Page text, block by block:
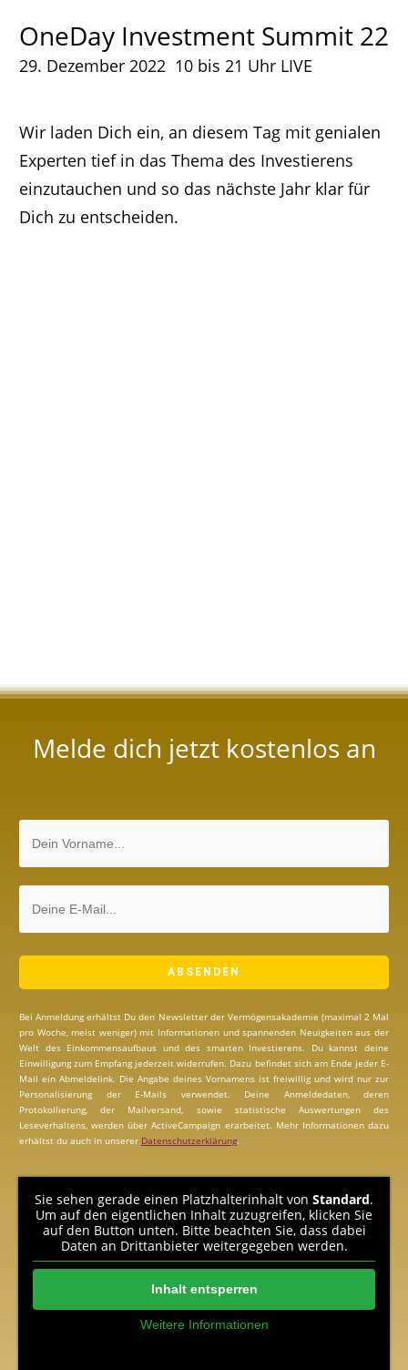
OneDay Investment Summit 22
29. Dezember 2022 10 bis 21 Uhr LIVE
Wir laden Dich ein, an diesem Tag mit genialen
Experten tief in das Thema des Investierens
einzutauchen und so das nächste Jahr klar für
Dich zu entscheiden.
Melde dich jetzt kostenlos an
ABSENDEN
Bei Anmeldung erhältst Du den Newsletter der Vermögensakademie (maximal 2 Mal
pro Woche, meist weniger) mit Informationen und spannenden Neuigkeiten aus der
Welt des Einkommensaufbaus und des smarten Investierens. Du kannst deine
Einwilligung zum Empfang jederzeit widerrufen. Dazu befindet sich am Ende jeder E-
Mail ein Abmeldelink. Die Angabe deines Vornamens ist freiwillig und wird nur zur
Personalisierung der E-Mails verwendet. Deine Anmeldedaten, deren
Protokollierung, der Mailversand, sowie statistische Auswertungen des
Leseverhaltens, werden über ActiveCampaign erarbeitet. Mehr Informationen dazu
erhältst du auch in unserer Datenschutzerklärung.
Sie sehen gerade einen Platzhalterinhalt von Standard.
Um auf den eigentlichen Inhalt zuzugreifen, klicken Sie
auf den Button unten. Bitte beachten Sie, dass dabei
Daten an Drittanbieter weitergegeben werden.
Inhalt entsperren
Weitere Informationen